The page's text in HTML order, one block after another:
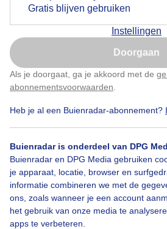
Gratis blijven gebruiken
Instellingen
Doorgaan
Als je doorgaat, ga je akkoord met de
abonnementsvoorwaarden
Heb je al een Buienradar-abonnement?
Buienradar is onderdeel van DPG
Buienradar en DPG Media gebruiken
je apparaat, locatie, browser en
informatie combineren we met de
ons, zoals wanneer je een account
het gebruik van onze media te
apps te verbeteren.
Door: Els Bax Gemaakt: 11-07-2025, 47x
Een moment geduld
Nu niet,
Klik hierom dit aan te